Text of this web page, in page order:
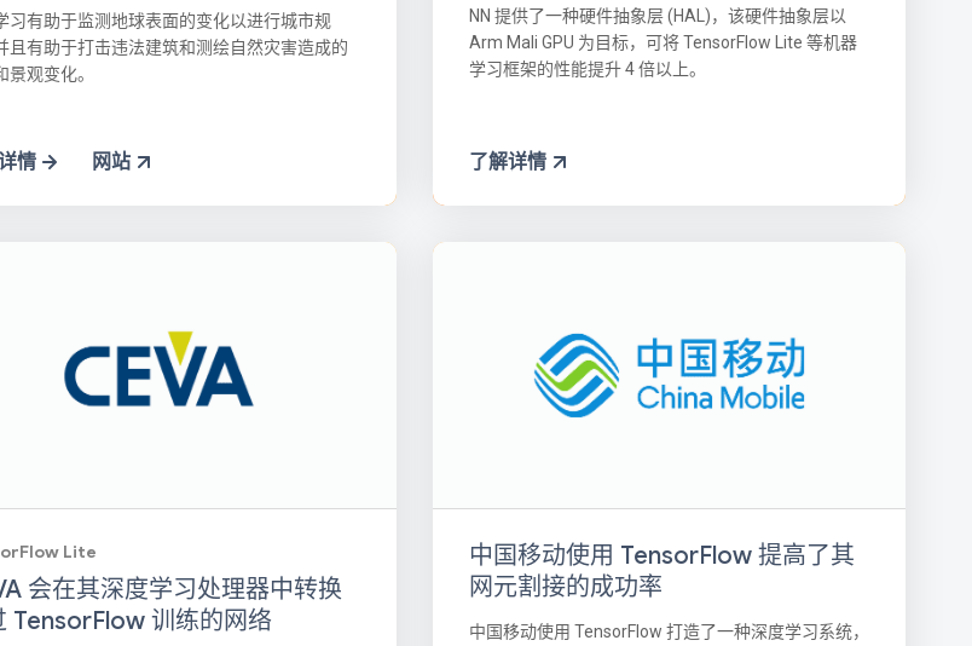
习有助于监测地球表面的变化以进行城市规
且有助于打击违法建筑和测绘自然灾害造成的
景观变化。
情 网站
NN 提供了一种硬件抽象层 (HAL)，该硬件抽象层以
Arm Mali GPU 为目标，可将 TensorFlow Lite 等机器
学习框架的性能提升 4 倍以上。
了解详情
Lite
会在其深度学习处理器中转换
TensorFlow 训练的网络
中国移动使用 TensorFlow 提高了其
网元割接的成功率
中国移动使用 TensorFlow 打造了一种深度学习系统，